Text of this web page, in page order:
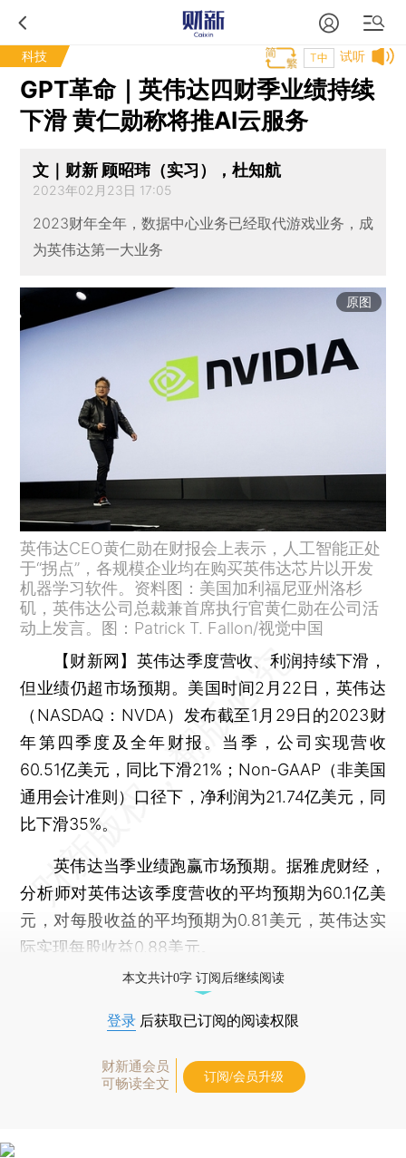
科技 试听
T中
GPT革命｜英伟达四财季业绩持续
下滑 黄仁勋称将推AI云服务
文｜财新 顾昭玮（实习），杜知航
2023年02月23日 17:05
2023财年全年，数据中心业务已经取代游戏业务，成
为英伟达第一大业务
原图
英伟达CEO黄仁勋在财报会上表示，人工智能正处
于“拐点”，各规模企业均在购买英伟达芯片以开发
机器学习软件。资料图：美国加利福尼亚州洛杉
矶，英伟达公司总裁兼首席执行官黄仁勋在公司活
动上发言。图：Patrick T. Fallon/视觉中国
【财新网】 英伟达季度营收、利润持续下滑，
但业绩仍超市场预期。美国时间2月22日，英伟达
（NASDAQ：NVDA）发布截至1月29日的2023财
年第四季度及全年财报。当季，公司实现营收
60.51亿美元，同比下滑21%；Non-GAAP（非美国
通用会计准则）口径下，净利润为21.74亿美元，同
比下滑35%。
英伟达当季业绩跑赢市场预期。据雅虎财经，
分析师对英伟达该季度营收的平均预期为60.1亿美
元，对每股收益的平均预期为0.81美元，英伟达实
际实现每股收益0.88美元。
本文共计0字 订阅后继续阅读
登录 后获取已订阅的阅读权限
财新通会员
可畅读全文
订阅/会员升级